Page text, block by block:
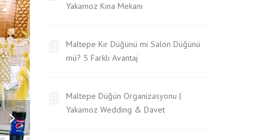
Yakamoz Kına Mekanı
Maltepe Kır Düğünü mi Salon Düğünü
mü? 5 Farklı Avantaj
Maltepe Düğün Organizasyonu |
Yakamoz Wedding & Davet